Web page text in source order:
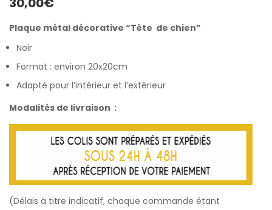
out
based
on
customer
Plaque métal décorative “Tête de chien”
Noir
Format : environ 20x20cm
Adapté pour l’intérieur et l’extérieur
Modalités de livraison :
(Délais à titre indicatif, chaque commande étant